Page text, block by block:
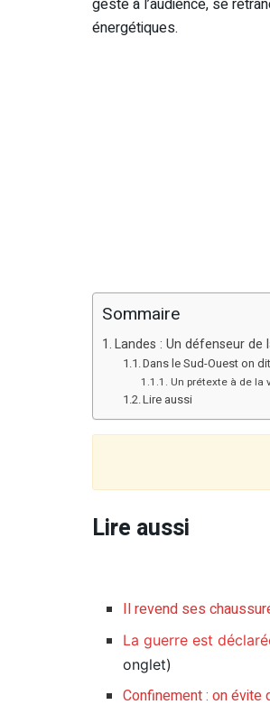
geste à l’audience, se
énergétiques.
Sommaire
Landes : Un défenseur
Dans le Sud-Ouest on
Un prétexte à de la
Lire aussi
Lire aussi
Il revend ses
La guerre est
onglet)
Confinement : on